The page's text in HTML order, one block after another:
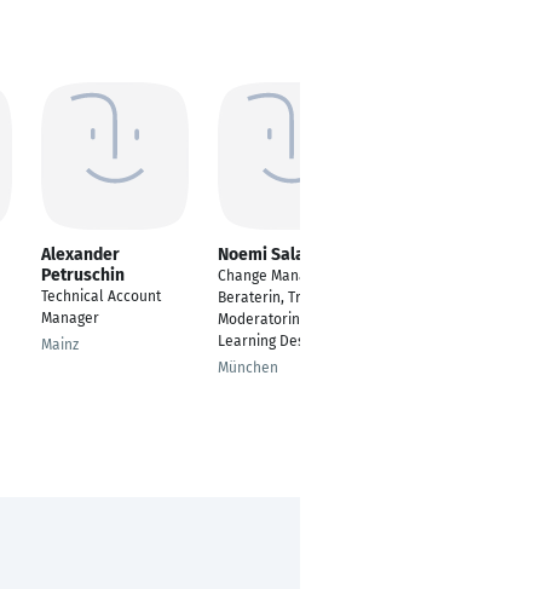
Alexander
Petruschin
Technical Account
Manager
Mainz
Noemi Salamone
Change Manager
Beraterin, Trainerin,
Moderatorin &
Learning Designerin
München